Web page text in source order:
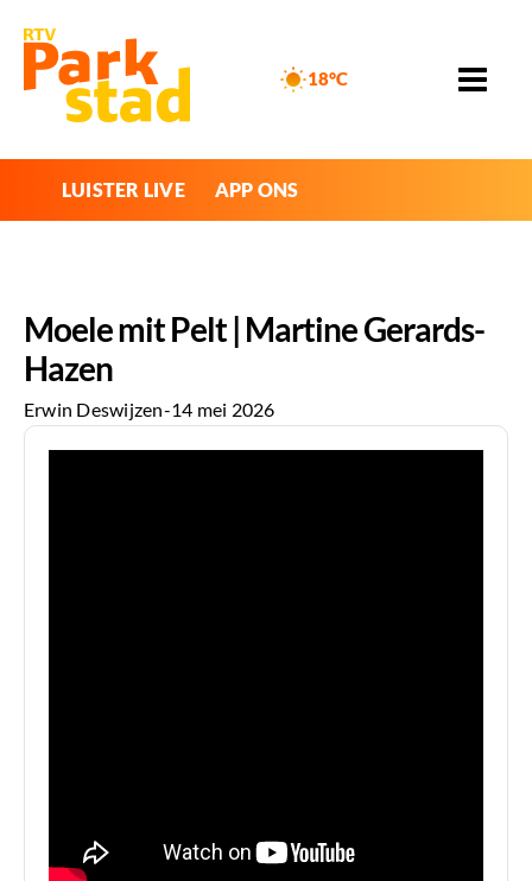
18°C
LUISTER LIVE APP ONS
Moele mit Pelt | Martine Gerards-
Hazen
Erwin Deswijzen-14 mei 2026